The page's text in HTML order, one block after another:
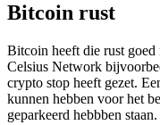
Bitcoin rust
Bitcoin heeft die rust goed
Celsius Network
crypto stop heeft gezet.
kunnen hebben voor het
geparkeerd hebbben staan.